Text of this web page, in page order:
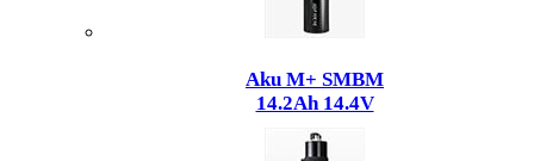
Aku M+ SMBM
14.2Ah 14.4V